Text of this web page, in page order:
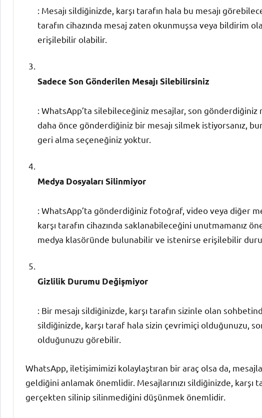
: Mesajı sildiğinizde, karşı tarafın hala bu mesajı
tarafın cihazında mesaj zaten okunmuşsa veya bildirim
erişilebilir olabilir.
Sadece Son Gönderilen Mesajı Silebilirsiniz
: WhatsApp’ta silebileceğiniz mesajlar, son gönderdiğiniz
daha önce gönderdiğiniz bir mesajı silmek istiyorsanız,
geri alma seçeneğiniz yoktur.
Medya Dosyaları Silinmiyor
: WhatsApp’ta gönderdiğiniz fotoğraf, video veya diğer
karşı tarafın cihazında saklanabileceğini unutmamanız
medya klasöründe bulunabilir ve istenirse erişilebilir
Gizlilik Durumu Değişmiyor
: Bir mesajı sildiğinizde, karşı tarafın sizinle olan
sildiğinizde, karşı taraf hala sizin çevrimiçi olduğunuzu,
olduğunuzu görebilir.
WhatsApp, iletişimimizi kolaylaştıran bir araç olsa da,
geldiğini anlamak önemlidir. Mesajlarınızı sildiğinizde, karşı
gerçekten silinip silinmediğini düşünmek önemlidir.